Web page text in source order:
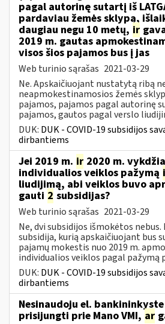
pagal autorinę sutartį iš
pardaviau žemės sklypą,
daugiau negu 10 metų, ir
2019 m. gautas
visos šios pajamos bus į jas
Web turinio sąrašas 2021-03-29
Ne. Apskaičiuojant nustatytą ribą
neapmokestinamosios žemės
pajamos, pajamos pagal autorinę
pajamos, gautos pagal verslo
DUK: DUK - COVID-19 subsidijos
dirbantiems
Jei 2019 m. ir 2020 m.
individualios veiklos pažymą
liudijimą, abi veiklos buvo
gauti 2 subsidijas?
Web turinio sąrašas 2021-03-29
Ne, dvi subsidijos išmokėtos nebus.
subsidija, kurią apskaičiuojant bus
pajamų mokestis nuo 2019 m.
individualios veiklos pagal pažymą
DUK: DUK - COVID-19 subsidijos
dirbantiems
Nesinaudoju el. bankininkyste
prisijungti prie Mano VMI, ar